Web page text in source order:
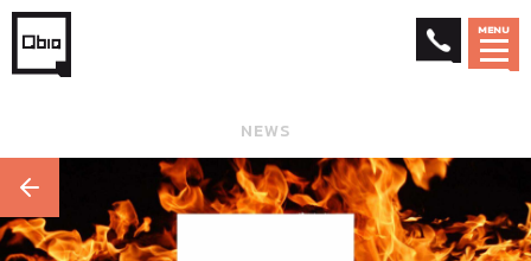
MENU
NEWS